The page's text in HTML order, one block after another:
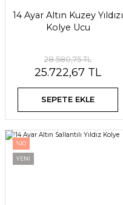
14 Ayar Altın Kuzey Yıldızı
Kolye Ucu
28.580,75 TL
25.722,67 TL
SEPETE EKLE
%10
YENİ